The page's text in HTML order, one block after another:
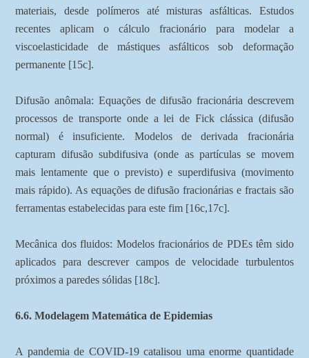
materiais, desde polímeros até misturas asfálticas. Estudos
recentes aplicam o cálculo fracionário para modelar a
viscoelasticidade de mástiques asfálticos sob deformação
permanente [15c].
Difusão anômala: Equações de difusão fracionária descrevem
processos de transporte onde a lei de Fick clássica (difusão
normal) é insuficiente. Modelos de derivada fracionária
capturam difusão subdifusiva (onde as partículas se movem
mais lentamente que o previsto) e superdifusiva (movimento
mais rápido). As equações de difusão fracionárias e fractais são
ferramentas estabelecidas para este fim [16c,17c].
Mecânica dos fluidos: Modelos fracionários de PDEs têm sido
aplicados para descrever campos de velocidade turbulentos
próximos a paredes sólidas [18c].
6.6. Modelagem Matemática de Epidemias
A pandemia de COVID-19 catalisou uma enorme quantidade